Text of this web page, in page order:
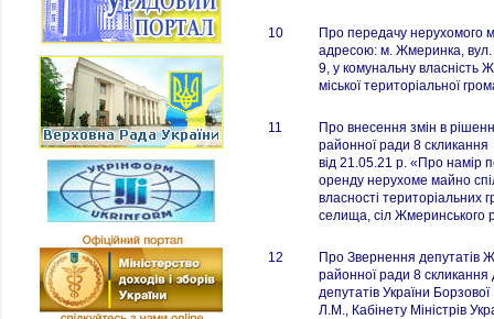
10
Про передачу нерухомого
адресою: м. Жмеринка,
9, у комунальну власність
міської територіальної
11
Про внесення змін в
районної ради 8 скликання
від 21.05.21 р. «Про намір
оренду нерухоме майно
власності територіальних
селища, сіл Жмеринського
12
Про Звернення депутатів
районної ради 8
депутатів України Борзової
Л.М., Кабінету Міністрів